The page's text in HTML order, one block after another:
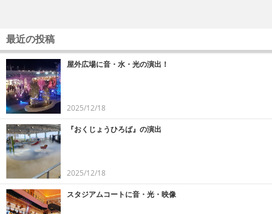
最近の投稿
屋外広場に音・水・光の演出！
2025/12/18
『おくじょうひろば』の演出
2025/12/18
スタジアムコートに音・光・映像